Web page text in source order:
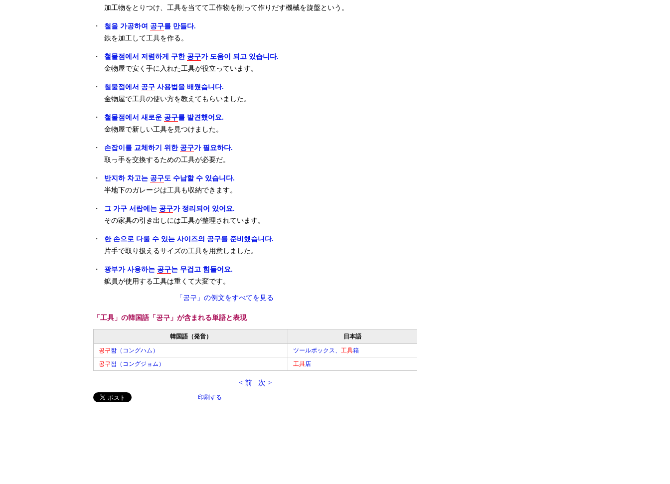
加工物をとりつけ、工具を当てて工作物を削って作りだす機械を旋盤という。
・ 철을 가공하여 공구를 만들다.
鉄を加工して工具を作る。
・ 철물점에서 저렴하게 구한 공구가 도움이 되고 있습니다.
金物屋で安く手に入れた工具が役立っています。
・ 철물점에서 공구 사용법을 배웠습니다.
金物屋で工具の使い方を教えてもらいました。
・ 철물점에서 새로운 공구를 발견했어요.
金物屋で新しい工具を見つけました。
・ 손잡이를 교체하기 위한 공구가 필요하다.
取っ手を交換するための工具が必要だ。
・ 반지하 차고는 공구도 수납할 수 있습니다.
半地下のガレージは工具も収納できます。
・ 그 가구 서랍에는 공구가 정리되어 있어요.
その家具の引き出しには工具が整理されています。
・ 한 손으로 다룰 수 있는 사이즈의 공구를 준비했습니다.
片手で取り扱えるサイズの工具を用意しました。
・ 광부가 사용하는 공구는 무겁고 힘들어요.
鉱員が使用する工具は重くて大変です。
「공구」の例文をすべてを見る
「工具」の韓国語「공구」が含まれる単語と表現
韓国語（発音）
日本語
공구함（コングハム） ツールボックス、 工具箱
공구점（コングジョム） 工具店
< 前 次 >
印刷する